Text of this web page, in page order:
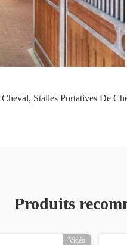
, Stalles Portatives De
Produits